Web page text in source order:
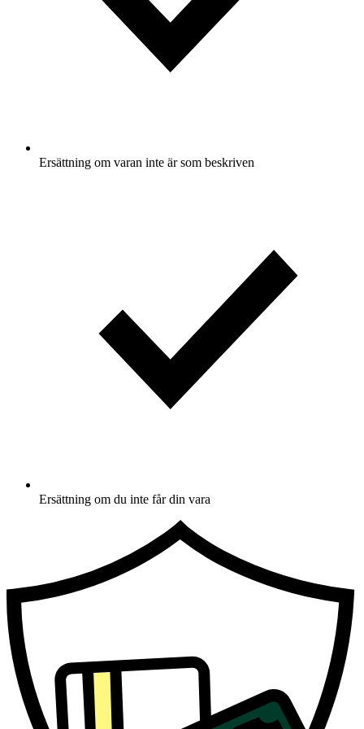
Ersättning om varan inte är som beskriven
Ersättning om du inte får din vara